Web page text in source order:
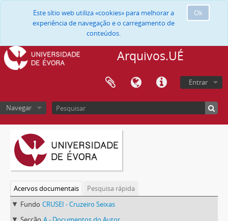
Ok
Este sítio web utiliza «cookies» para melhorar a
experiência de navegação e o carregamento de
conteúdos.
Arquivos.UÉ
Entrar
Navegar
Acervos documentais
Pesquisa rápida
Fundo CRUSEI - Cruzeiro Seixas